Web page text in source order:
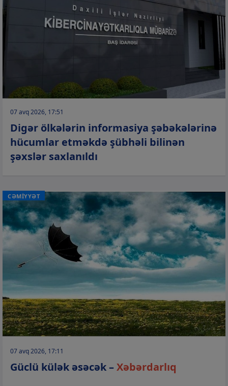
07 avq 2026, 17:51
Digər ölkələrin informasiya şəbəkələrinə
hücumlar etməkdə şübhəli bilinən
şəxslər saxlanıldı
CƏMİYYƏT
07 avq 2026, 17:11
Güclü külək əsəcək –Xəbərdarlıq